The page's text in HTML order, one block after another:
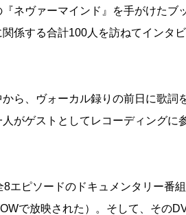
ネヴァーマインド』を手がけたブ
係する合計100人を訪ねてインタ
ら、ヴォーカル録りの前日に歌詞
がゲストとしてレコーディングに
エピソードのドキュメンタリー番
で放映された）。そして、その